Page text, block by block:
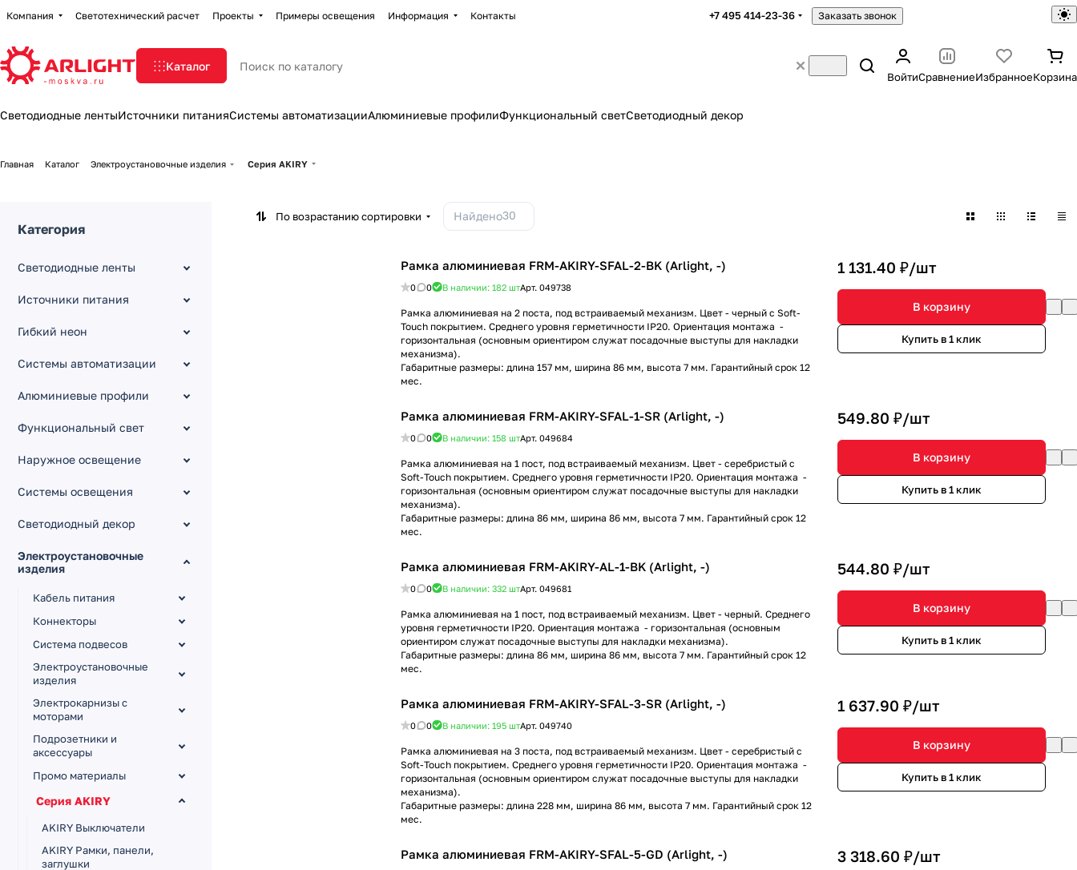
Компания Светотехнический расчет Проекты Примеры освещения Информация Контакты +7 495 414-23-36 Заказать звонок
Каталог
ВойтиСравнениеИзбранноеКорзина
Светодиодные лентыИсточники питанияСистемы автоматизацииАлюминиевые профилиФункциональный светСветодиодный декор
Главная Каталог Электроустановочные изделия Серия AKIRY
По возрастанию сортировки Найдено30
Рамка алюминиевая FRM-AKIRY-SFAL-2-BK (Arlight, -)
0 0 В наличии: 182 штАрт. 049738
Рамка алюминиевая на 2 поста, под встраиваемый механизм. Цвет - черный с Soft-
Touch покрытием. Среднего уровня герметичности IP20. Ориентация монтажа -
горизонтальная (основным ориентиром служат посадочные выступы для накладки
механизма).
Габаритные размеры: длина 157 мм, ширина 86 мм, высота 7 мм. Гарантийный срок 12
мес.
1 131.40 ₽/шт
В корзину
Купить в 1 клик
Рамка алюминиевая FRM-AKIRY-SFAL-1-SR (Arlight, -)
0 0 В наличии: 158 штАрт. 049684
Рамка алюминиевая на 1 пост, под встраиваемый механизм. Цвет - серебристый с
Soft-Touch покрытием. Среднего уровня герметичности IP20. Ориентация монтажа -
горизонтальная (основным ориентиром служат посадочные выступы для накладки
механизма).
Габаритные размеры: длина 86 мм, ширина 86 мм, высота 7 мм. Гарантийный срок 12
мес.
549.80 ₽/шт
В корзину
Купить в 1 клик
Рамка алюминиевая FRM-AKIRY-AL-1-BK (Arlight, -)
0 0 В наличии: 332 штАрт. 049681
Рамка алюминиевая на 1 пост, под встраиваемый механизм. Цвет - черный. Среднего
уровня герметичности IP20. Ориентация монтажа - горизонтальная (основным
ориентиром служат посадочные выступы для накладки механизма).
Габаритные размеры: длина 86 мм, ширина 86 мм, высота 7 мм. Гарантийный срок 12
мес.
544.80 ₽/шт
В корзину
Купить в 1 клик
Рамка алюминиевая FRM-AKIRY-SFAL-3-SR (Arlight, -)
0 0 В наличии: 195 штАрт. 049740
Рамка алюминиевая на 3 поста, под встраиваемый механизм. Цвет - серебристый с
Soft-Touch покрытием. Среднего уровня герметичности IP20. Ориентация монтажа -
горизонтальная (основным ориентиром служат посадочные выступы для накладки
механизма).
Габаритные размеры: длина 228 мм, ширина 86 мм, высота 7 мм. Гарантийный срок 12
мес.
1 637.90 ₽/шт
В корзину
Купить в 1 клик
Рамка алюминиевая FRM-AKIRY-SFAL-5-GD (Arlight, -) 3 318.60 ₽/шт
Категория
Светодиодные ленты
Источники питания
Гибкий неон
Системы автоматизации
Алюминиевые профили
Функциональный свет
Наружное освещение
Системы освещения
Светодиодный декор
Электроустановочные
изделия
Кабель питания
Коннекторы
Система подвесов
Электроустановочные
изделия
Электрокарнизы с
моторами
Подрозетники и
аксессуары
Промо материалы
Серия AKIRY
AKIRY Выключатели
AKIRY Рамки, панели,
заглушки